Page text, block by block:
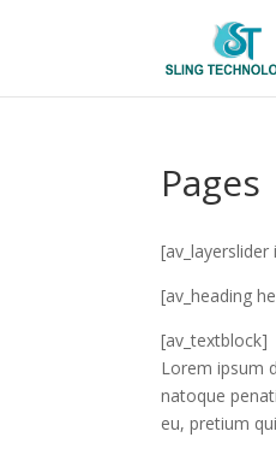
Pages
[av_layerslider
[av_heading
[av_textblock]
Lorem ipsum
natoque
eu, pretium